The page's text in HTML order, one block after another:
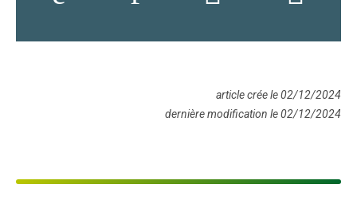
article crée le 02/12/2024
dernière modification le 02/12/2024